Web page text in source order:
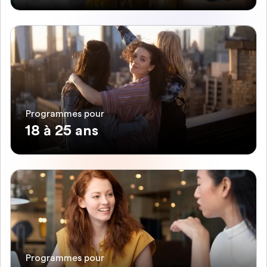
Programmes pour
18 à 25 ans
Programmes pour